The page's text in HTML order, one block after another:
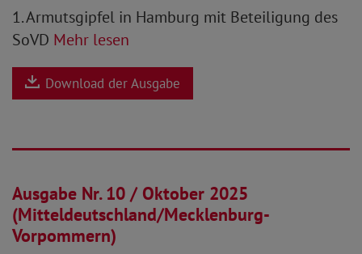
1. Armutsgipfel in Hamburg mit Beteiligung des
SoVD Mehr lesen
Download der Ausgabe
02.10.2025
Ausgabe Nr. 10 / Oktober 2025
(Mitteldeutschland/Mecklenburg-
Vorpommern)